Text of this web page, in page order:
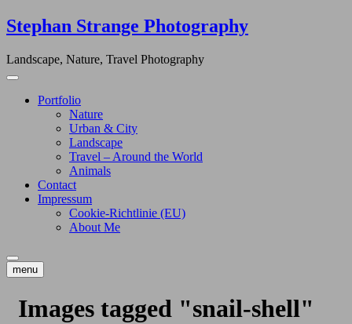
Skip
to
Stephan Strange Photography
Landscape, Nature, Travel Photography
Portfolio
Nature
Urban & City
Landscape
Travel – Around the World
Animals
Contact
Impressum
Cookie-Richtlinie (EU)
About Me
menu
Images tagged "snail-shell"